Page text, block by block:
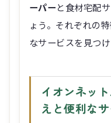
ーパーと食材宅配
ょう。それぞれの
なサービスを見つけ
イオンネッ
えと便利な